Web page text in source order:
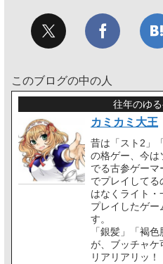
このブログの中の人
往年のゆ
カミカミ大王
昔は「スト2」
の格ゲー、今は
でる古参ゲーマ
でプレイして
はなくライト・
プレイしたゲー
す。
「銀髪」「褐
が、ブッチャケ
リアリアリッ！